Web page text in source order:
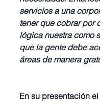
servicios a una
tener que cobrar por
lógica nuestra como
que la gente debe
áreas de manera
En su presentación